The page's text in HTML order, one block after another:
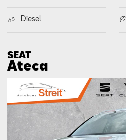
Diesel
SEAT
Ateca